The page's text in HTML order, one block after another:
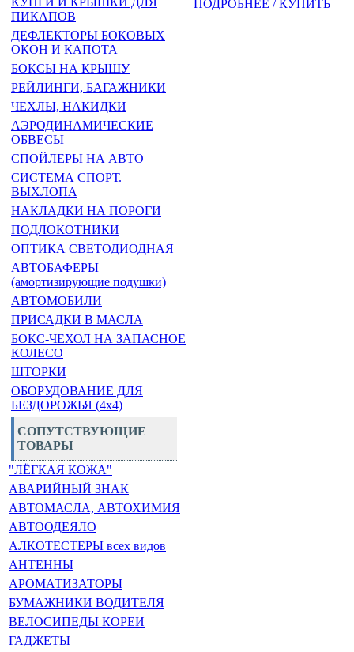
ПИКАПОВ
ДЕФЛЕКТОРЫ БОКОВЫХ
ОКОН И КАПОТА
БОКСЫ НА КРЫШУ
РЕЙЛИНГИ, БАГАЖНИКИ
ЧЕХЛЫ, НАКИДКИ
АЭРОДИНАМИЧЕСКИЕ
ОБВЕСЫ
СПОЙЛЕРЫ НА АВТО
СИСТЕМА СПОРТ.
ВЫХЛОПА
НАКЛАДКИ НА ПОРОГИ
ПОДЛОКОТНИКИ
ОПТИКА СВЕТОДИОДНАЯ
АВТОБАФЕРЫ
(амортизирующие подушки)
АВТОМОБИЛИ
ПРИСАДКИ В МАСЛА
БОКС-ЧЕХОЛ НА ЗАПАСНОЕ
КОЛЕСО
ШТОРКИ
ОБОРУДОВАНИЕ ДЛЯ
БЕЗДОРОЖЬЯ (4x4)
СОПУТСТВУЮЩИЕ
ТОВАРЫ
"ЛЁГКАЯ КОЖА"
АВАРИЙНЫЙ ЗНАК
АВТОМАСЛА, АВТОХИМИЯ
АВТООДЕЯЛО
АЛКОТЕСТЕРЫ всех видов
АНТЕННЫ
АРОМАТИЗАТОРЫ
БУМАЖНИКИ ВОДИТЕЛЯ
ВЕЛОСИПЕДЫ КОРЕИ
ГАДЖЕТЫ
ПОДРОБНЕЕ / КУПИТЬ